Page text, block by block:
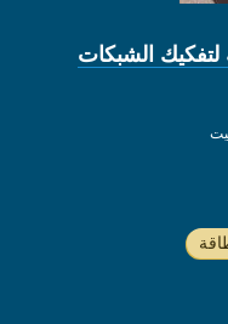
لتفكيك الشبكات